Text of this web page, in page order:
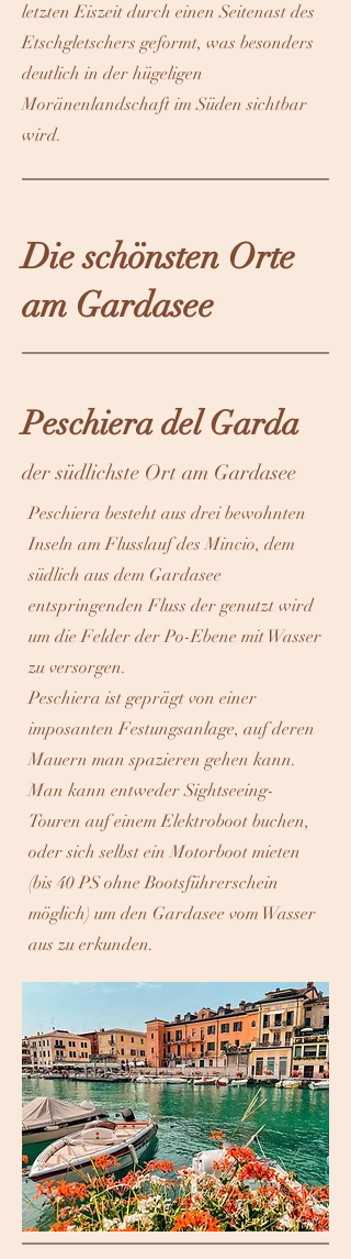
letzten Eiszeit durch einen Seitenast des
Etschgletschers geformt, was besonders
deutlich in der hügeligen
Moränenlandschaft im Süden sichtbar
wird.
Die schönsten Orte
am Gardasee
Peschiera del Garda
der südlichste Ort am Gardasee
Peschiera besteht aus drei bewohnten
Inseln am Flusslauf des Mincio, dem
südlich aus dem Gardasee
entspringenden Fluss der genutzt wird
um die Felder der Po-Ebene mit Wasser
zu versorgen.
Peschiera ist geprägt von einer
imposanten Festungsanlage, auf deren
Mauern man spazieren gehen kann.
Man kann entweder Sightseeing-
Touren auf einem Elektroboot buchen,
oder sich selbst ein Motorboot mieten
(bis 40 PS ohne Bootsführerschein
möglich) um den Gardasee vom Wasser
aus zu erkunden.